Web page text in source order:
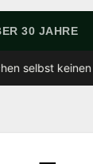
30 JAHRE
• 23.